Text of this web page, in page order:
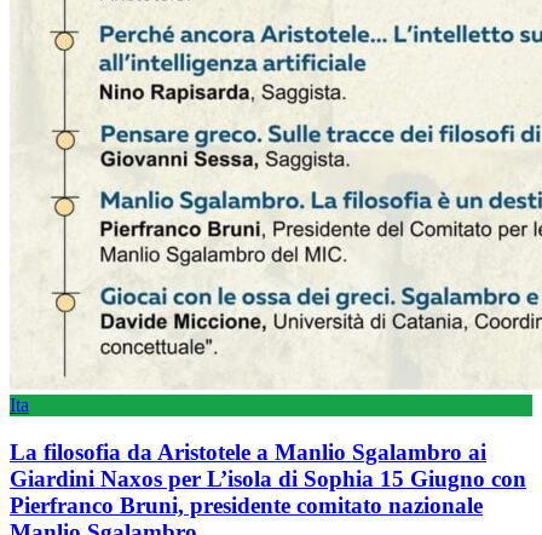
Ita
La filosofia da Aristotele a Manlio Sgalambro ai
Giardini Naxos per L’isola di Sophia 15 Giugno con
Pierfranco Bruni, presidente comitato nazionale